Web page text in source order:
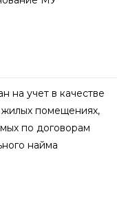
на учет в качестве
помещениях,
по договорам
найма